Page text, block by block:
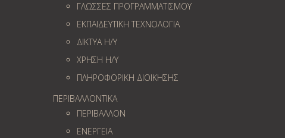
ΓΛΩΣΣΕΣ ΠΡΟΓΡΑΜΜΑΤΙΣΜΟΥ
ΕΚΠΑΙΔΕΥΤΙΚΗ ΤΕΧΝΟΛΟΓΙΑ
ΔΙΚΤΥΑ Η/Υ
ΧΡΗΣΗ Η/Υ
ΠΛΗΡΟΦΟΡΙΚΗ ΔΙΟΙΚΗΣΗΣ
ΠΕΡΙΒΑΛΛΟΝΤΙΚΑ
ΠΕΡΙΒΑΛΛΟΝ
ΕΝΕΡΓΕΙΑ